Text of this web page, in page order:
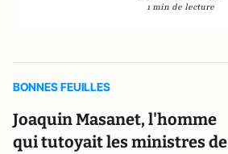
1 min de lecture
BONNES FEUILLES
Joaquin Masanet, l'homme
qui tutoyait les ministres de